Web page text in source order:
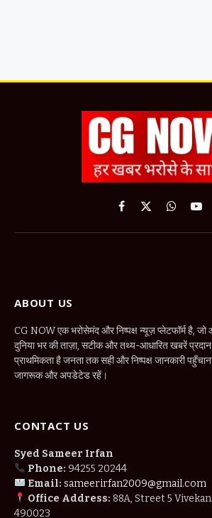
Facebook
X
ABOUT US
CG NOW एक भरोसेमंद और निष्पक्ष न्यूज़ प्लेटफॉर्म है,
दुनिया भर की ताज़ा, सटीक और तथ्य-आधारित खबरें प्रदान
प्राथमिकता है जनता तक सही और निष्पक्ष जानकारी
जागरूक और अपडेटेड रहें।
CONTACT US
Syed Sameer Irfan
Phone: 94255 20244
Email: sameerirfan2009@gmail.com
Office Address: 88A, Street 5
490023